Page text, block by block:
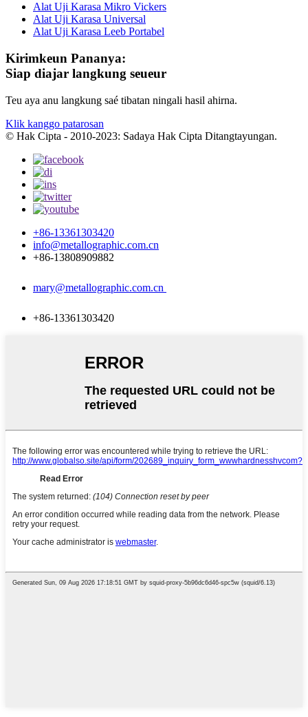
Alat Uji Karasa Mikro Vickers
Alat Uji Karasa Universal
Alat Uji Karasa Leeb Portabel
Kirimkeun Pananya:
Siap diajar langkung seueur
Teu aya anu langkung saé tibatan ningali hasil ahirna.
Klik kanggo patarosan
© Hak Cipta - 2010-2023: Sadaya Hak Cipta Ditangtayungan.
+86-13361303420
info@metallographic.com.cn
+86-13808909882
mary@metallographic.com.cn
+86-13361303420